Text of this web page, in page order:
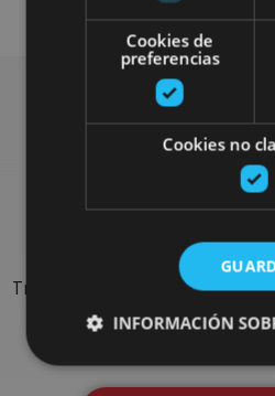
Trouvez des sorties et des
séjour en Navarre : activités
Cookies de
preferencias
Cookies no
INFORMACIÓN